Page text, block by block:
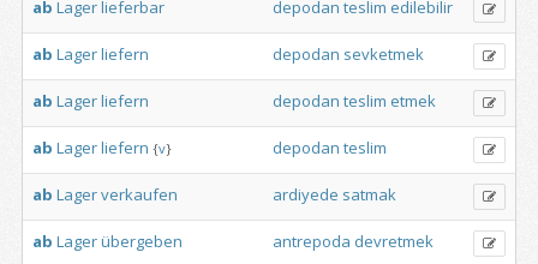
ab Lagerlieferbar depodan teslim edilebilir
ab Lagerliefern depodan sevketmek
ab Lagerliefern depodan teslim etmek
ab Lagerliefern {v} depodan teslim
ab Lagerverkaufen ardiyede satmak
ab Lagerübergeben antrepoda devretmek